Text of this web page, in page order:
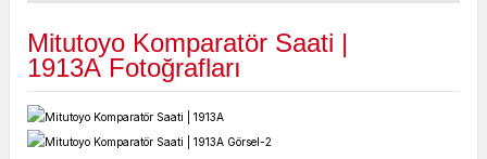
Mitutoyo Komparatör Saati |
1913A Fotoğrafları